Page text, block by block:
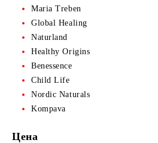
Maria Treben
Global Healing
Naturland
Healthy Origins
Benessence
Child Life
Nordic Naturals
Kompava
Цена